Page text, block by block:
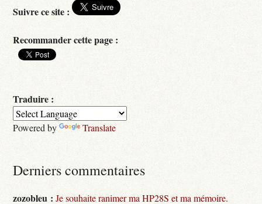
Suivre ce site :
Recommander cette page :
Traduire :
Powered by Translate
Derniers commentaires
zozobleu : Je souhaite ranimer ma HP28S et ma mémoire.